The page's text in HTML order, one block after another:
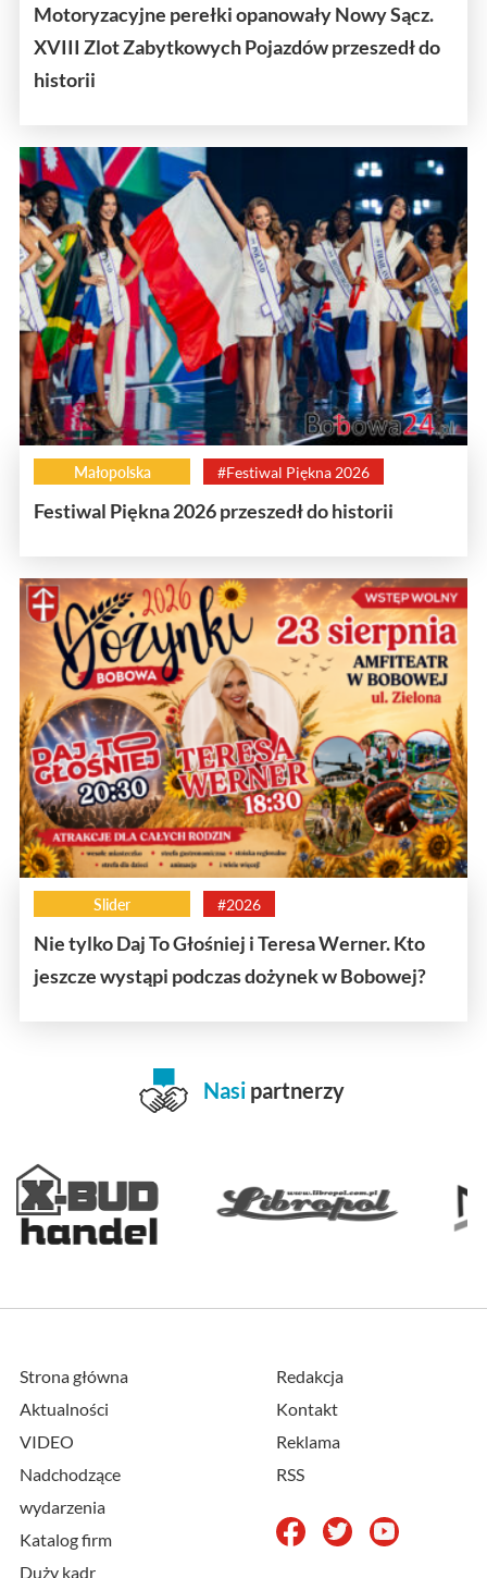
Motoryzacyjne perełki opanowały Nowy Sącz.
XVIII Zlot Zabytkowych Pojazdów przeszedł do
historii
Małopolska #Festiwal Piękna 2026
Festiwal Piękna 2026 przeszedł do historii
Slider #2026
Nie tylko Daj To Głośniej i Teresa Werner. Kto
jeszcze wystąpi podczas dożynek w Bobowej?
Nasi partnerzy
Strona główna
Aktualności
VIDEO
Nadchodzące
wydarzenia
Katalog firm
Duży kadr
Redakcja
Kontakt
Reklama
RSS